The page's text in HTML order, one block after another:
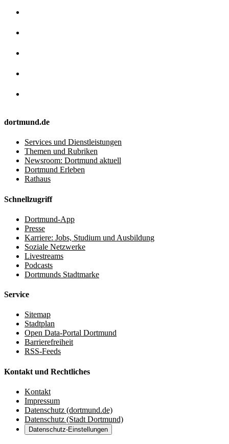
dortmund.de
Services und Dienstleistungen
Themen und Rubriken
Newsroom: Dortmund aktuell
Dortmund Erleben
Rathaus
Schnellzugriff
Dortmund-App
Presse
Karriere: Jobs, Studium und Ausbildung
Soziale Netzwerke
Livestreams
Podcasts
Dortmunds Stadtmarke
Service
Sitemap
Stadtplan
Open Data-Portal Dortmund
Barrierefreiheit
RSS-Feeds
Kontakt und Rechtliches
Kontakt
Impressum
Datenschutz (dortmund.de)
Datenschutz (Stadt Dortmund)
Datenschutz-Einstellungen